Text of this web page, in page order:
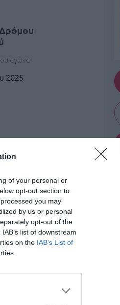
of your personal or
opt-out section to
you may
by us or personal
opt-out of the
list of downstream
on the IAB’s List of
αγώνα
2025